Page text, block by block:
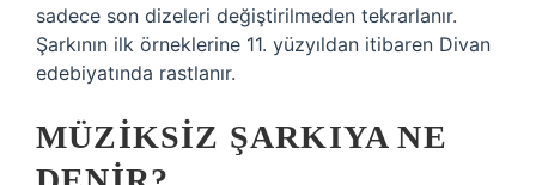
sadece son dizeleri değiştirilmeden tekrarlanır.
Şarkının ilk örneklerine 11. yüzyıldan itibaren Divan
edebiyatında rastlanır.
MÜZIKSIZ ŞARKIYA NE